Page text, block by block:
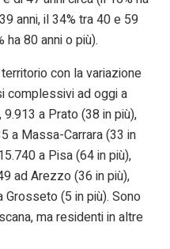
anni, il 34% tra 40 e 59
ha 80 anni o più).
con la variazione
complessivi ad oggi a
a Prato (38 in più),
a Massa-Carrara (33 in
a Pisa (64 in più),
ad Arezzo (36 in più),
Grosseto (5 in più). Sono
ma residenti in altre